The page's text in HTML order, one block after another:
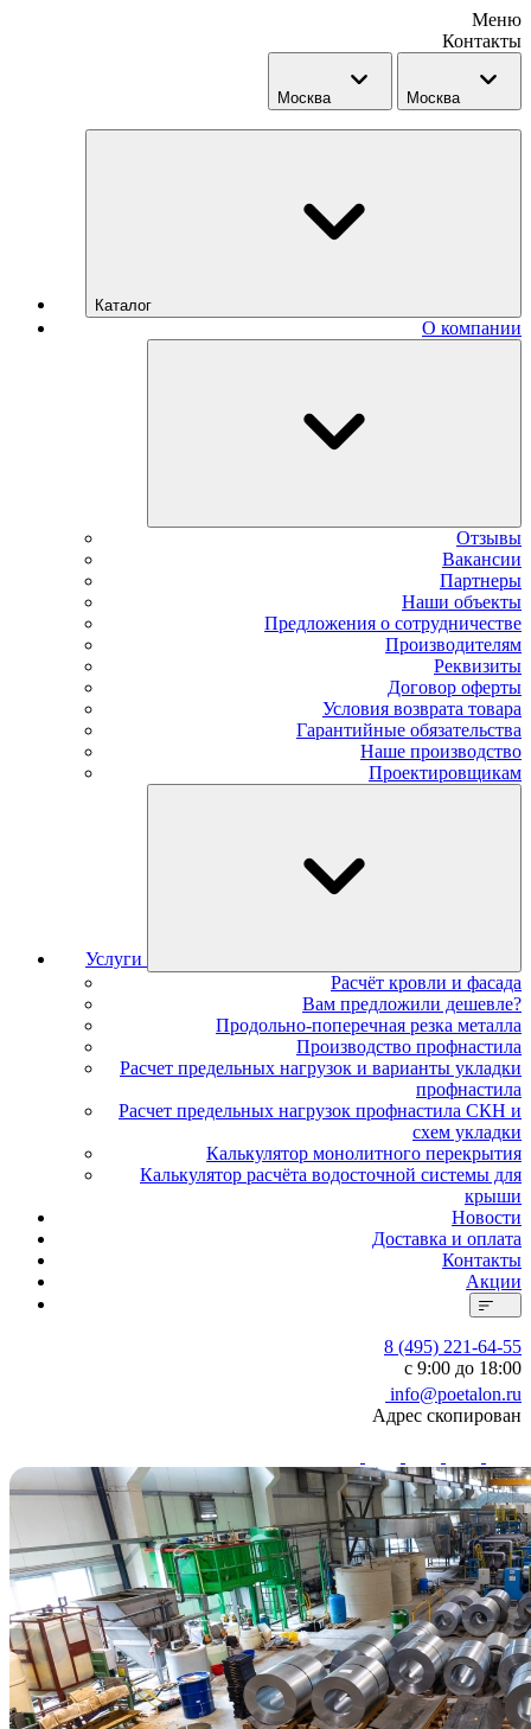
Меню
Контакты
Москва Москва
Каталог
О компании
Отзывы
Вакансии
Партнеры
Наши объекты
Предложения о сотрудничестве
Производителям
Реквизиты
Договор оферты
Условия возврата товара
Гарантийные обязательства
Наше производство
Проектировщикам
Услуги
Расчёт кровли и фасада
Вам предложили дешевле?
Продольно-поперечная резка металла
Производство профнастила
Расчет предельных нагрузок и варианты укладки
профнастила
Расчет предельных нагрузок профнастила СКН и
схем укладки
Калькулятор монолитного перекрытия
Калькулятор расчёта водосточной системы для
крыши
Новости
Доставка и оплата
Контакты
Акции
8 (495) 221-64-55
с 9:00 до 18:00
info@poetalon.ru
Адрес скопирован